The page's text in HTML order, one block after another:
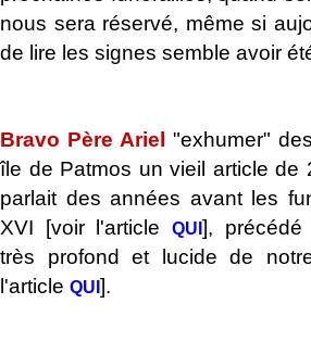
nous sera réservé, même si
de lire les signes semble avoir
Bravo Père Ariel
"exhumer"
île de Patmos un vieil article de
parlait des années avant les
XVI [voir l'article
QUI ], précédé
très profond et lucide de
l'article QUI ].